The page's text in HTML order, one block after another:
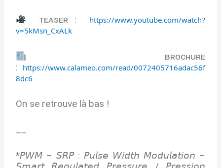
ᴛᴇᴀsᴇʀ :
https://www.youtube.com/watch?
v=5kMsn_CxALk
ʙʀᴏᴄʜᴜʀᴇ
: https://www.calameo.com/read/0072405716adac56f
8dc6
On se retrouve là bas !
*𝘗𝘞𝘔 – 𝘚𝘙𝘗 : 𝘗𝘶𝘭𝘴𝘦 𝘞𝘪𝘥𝘵𝘩 𝘔𝘰𝘥𝘶𝘭𝘢𝘵𝘪𝘰𝘯 –